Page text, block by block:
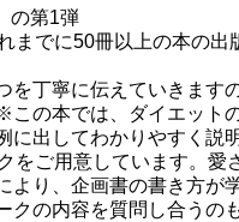
の第1弾
までに50冊以上の本の出
を丁寧に伝えていきます
の本では、ダイエット
に出してわかりやすく説
をご用意しています。愛
より、企画書の書き方が
クの内容を質問し合うの